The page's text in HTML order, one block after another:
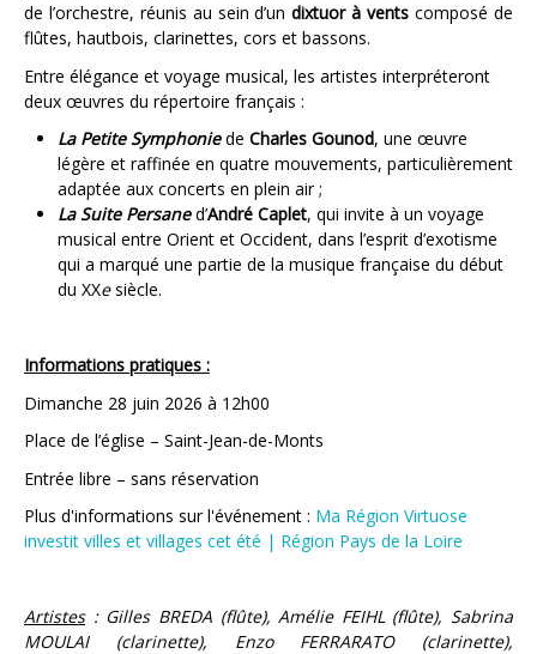
de l’orchestre, réunis au sein d’undixtuor à vents composé de
flûtes, hautbois, clarinettes, cors et bassons.
Entre élégance et voyage musical, les artistes interpréteront
deux œuvres du répertoire français :
La Petite Symphoniede Charles Gounod, une œuvre
légère et raffinée en quatre mouvements, particulièrement
adaptée aux concerts en plein air ;
La Suite Persaned’André Caplet, qui invite à un voyage
musical entre Orient et Occident, dans l’esprit d’exotisme
qui a marqué une partie de la musique française du début
du XXesiècle.
Informations pratiques :
Dimanche 28 juin 2026 à 12h00
Place de l’église – Saint-Jean-de-Monts
Entrée libre – sans réservation
Plus d'informations sur l'événement : Ma Région Virtuose
investit villes et villages cet été | Région Pays de la Loire
Artistes: Gilles BREDA (flûte), Amélie FEIHL (flûte), Sabrina
MOULAI (clarinette), Enzo FERRARATO (clarinette),